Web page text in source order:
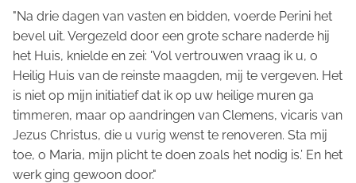
"Na drie dagen van vasten en bidden, voerde Perini het
bevel uit. Vergezeld door een grote schare naderde hij
het Huis, knielde en zei: 'Vol vertrouwen vraag ik u, o
Heilig Huis van de reinste maagden, mij te vergeven. Het
is niet op mijn initiatief dat ik op uw heilige muren ga
timmeren, maar op aandringen van Clemens, vicaris van
Jezus Christus, die u vurig wenst te renoveren. Sta mij
toe, o Maria, mijn plicht te doen zoals het nodig is.’ En het
werk ging gewoon door."